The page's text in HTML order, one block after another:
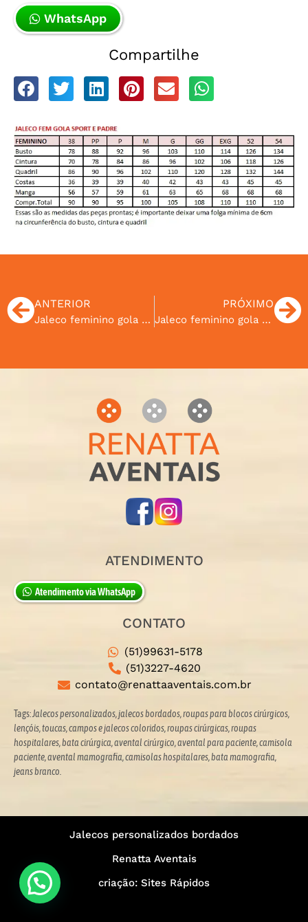
WhatsApp
Compartilhe
ANTERIOR
Jaleco feminino gola padre com zípper
PRÓXIMO
Jaleco feminino gola sport com zípper
ATENDIMENTO
Atendimento via WhatsApp
CONTATO
(51)99631-5178
(51)3227-4620
contato@renattaaventais.com.br
Tags:Jalecos personalizados, jalecos bordados, roupas para blocos cirúrgicos,
lençóis, toucas, campos e jalecos coloridos,roupas cirúrgicas, roupas
hospitalares, bata cirúrgica, avental cirúrgico, avental para paciente, camisola
paciente, avental mamografia, camisolas hospitalares, bata mamografia,
jeans branco.
Jalecos personalizados bordados
Renatta Aventais
criação: Sites Rápidos